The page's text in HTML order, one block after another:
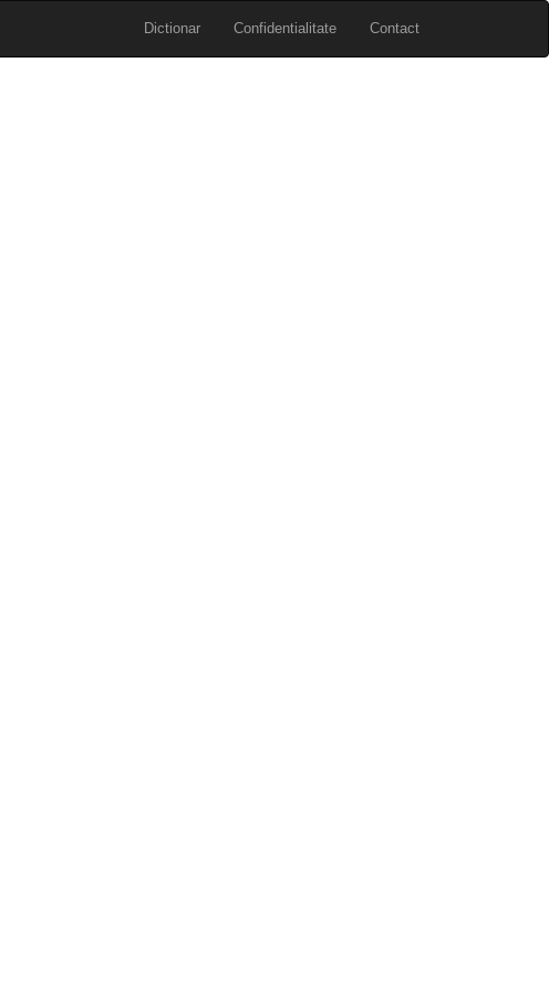
Dictionar Confidentialitate Contact